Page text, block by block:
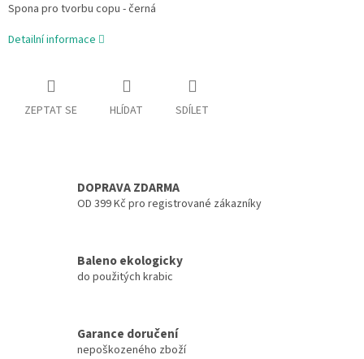
Spona pro tvorbu copu - černá
Detailní informace
ZEPTAT SE HLÍDAT SDÍLET
DOPRAVA ZDARMA
OD 399 Kč pro registrované zákazníky
Baleno ekologicky
do použitých krabic
Garance doručení
nepoškozeného zboží